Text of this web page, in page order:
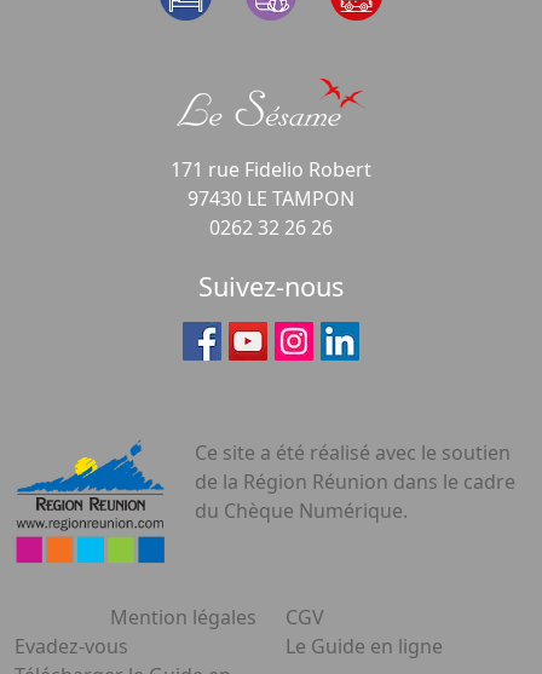
171 rue Fidelio Robert
97430 LE TAMPON
0262 32 26 26
Suivez-nous
Ce site a été réalisé avec le soutien
de la Région Réunion dans le cadre
du Chèque Numérique.
Mention légales
CGV
Evadez-vous
Le Guide en ligne